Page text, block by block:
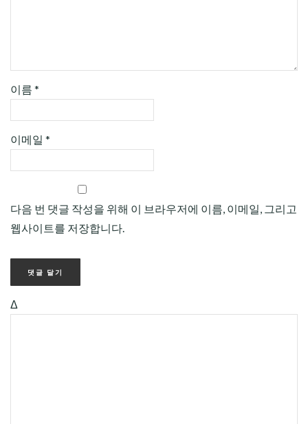
이름 *
이메일 *
다음 번 댓글 작성을 위해 이 브라우저에 이름, 이메일, 그리고
웹사이트를 저장합니다.
Δ